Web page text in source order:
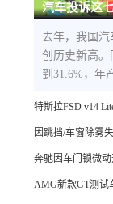
汽车投诉这
去年，我国汽
创历史新高。
到31.6%，年
特斯拉FSD v14
因跳挡/车窗除雾
奔驰因车门锁微
AMG新款GT测试